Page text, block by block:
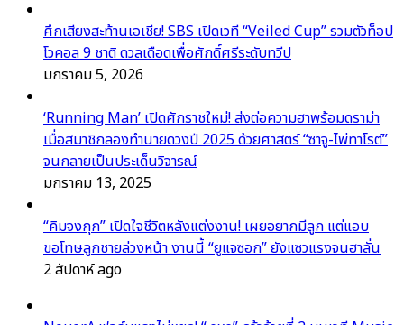
ศึกเสียงสะท้านเอเชีย! SBS เปิดเวที “Veiled Cup” รวมตัวท็อป
โวคอล 9 ชาติ ดวลเดือดเพื่อศักดิ์ศรีระดับทวีป
มกราคม 5, 2026
‘Running Man’ เปิดศักราชใหม่! ส่งต่อความฮาพร้อมดราม่า
เมื่อสมาชิกลองทำนายดวงปี 2025 ด้วยศาสตร์ “ซาจู-ไพ่ทาโรต์”
จนกลายเป็นประเด็นวิจารณ์
มกราคม 13, 2025
“คิมจงกุก” เปิดใจชีวิตหลังแต่งงาน! เผยอยากมีลูก แต่แอบ
ขอโทษลูกชายล่วงหน้า งานนี้ “ยูแจซอก” ยังแซวแรงจนฮาลั่น
2 สัปดาห์ ago